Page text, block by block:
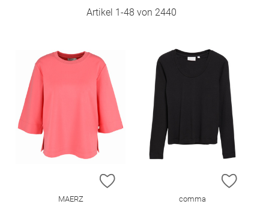
Artikel 1-48 von 2440
ZUR WUNSCHLISTE HINZUFÜGEN
MAERZ
ZUR
comma